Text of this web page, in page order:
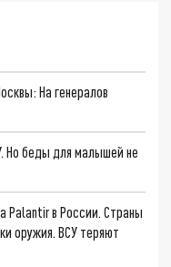
На генералов
Но беды для малышей не
Palantir в России. Страны
оружия. ВСУ теряют